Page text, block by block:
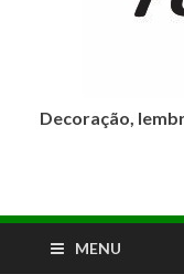
Decoração,
MENU